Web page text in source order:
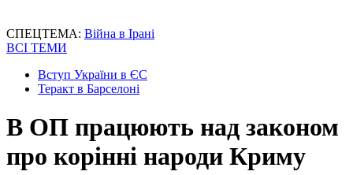
СПЕЦТЕМА: Війна в Ірані
ВСІ ТЕМИ
Вступ України в ЄС
Теракт в Барселоні
В ОП працюють над законом
про корінні народи Криму